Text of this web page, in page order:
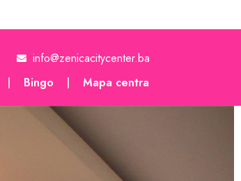
info@zenicacitycenter.ba
Bingo Mapa centra